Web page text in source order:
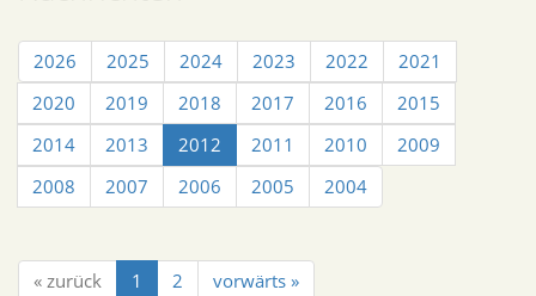
2026 2025 2024 2023 2022
2021
2020
2019 2018 2017 2016
2015
2014
2013 2012 2011 2010
2009
2008
2007 2006 2005 2004
« zurück 1 2 vorwärts »